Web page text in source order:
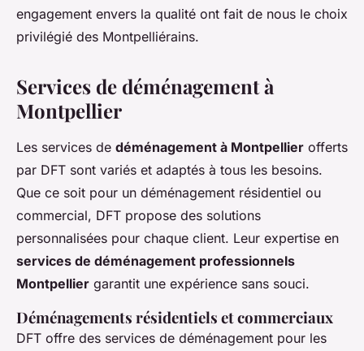
engagement envers la qualité ont fait de nous le choix
privilégié des Montpelliérains.
Services de déménagement à
Montpellier
Les services de déménagement à Montpellier offerts
par DFT sont variés et adaptés à tous les besoins.
Que ce soit pour un déménagement résidentiel ou
commercial, DFT propose des solutions
personnalisées pour chaque client. Leur expertise en
services de déménagement professionnels
Montpellier garantit une expérience sans souci.
Déménagements résidentiels et commerciaux
DFT offre des services de déménagement pour les